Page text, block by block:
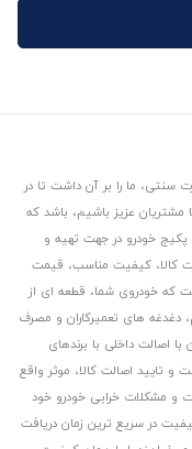
سنتی، ما را بر آن داشت تا در
عزیز باشیم، باشد که
پکیج خودرو در جهت تهیه و
کالا، کیفیت مناسب، قیمت
که خودروی شما، قطعه ای از
های تعمیرکاران و مصرف
اصالت داخلی با برندهای
تایید اصالت کالا، موثر واقع
و مشکلات خرابی خودرو خود
در سریع ترین زمان دریافت